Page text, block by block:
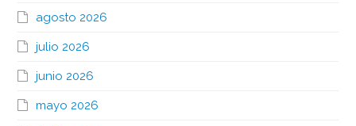
agosto 2026
julio 2026
junio 2026
mayo 2026